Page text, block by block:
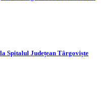
Spitalul Județean Târgoviște